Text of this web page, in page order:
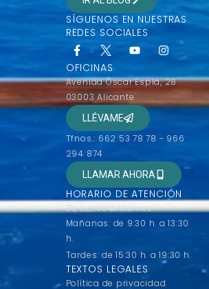
SÍGUENOS EN NUESTRAS
REDES SOCIALES
OFICINAS
Avenida Óscar Esplá, 28
03003 Alicante
LLÉVAME
Tfnos.: 662 53 78 78 - 966
294 874
LLAMAR AHORA
HORARIO DE ATENCIÓN
De Lunes a Viernes
Mañanas: de 9:30 h. a 13:30
h.
Tardes: de 15:30 h. a 19:30 h.
TEXTOS LEGALES
Política de privacidad